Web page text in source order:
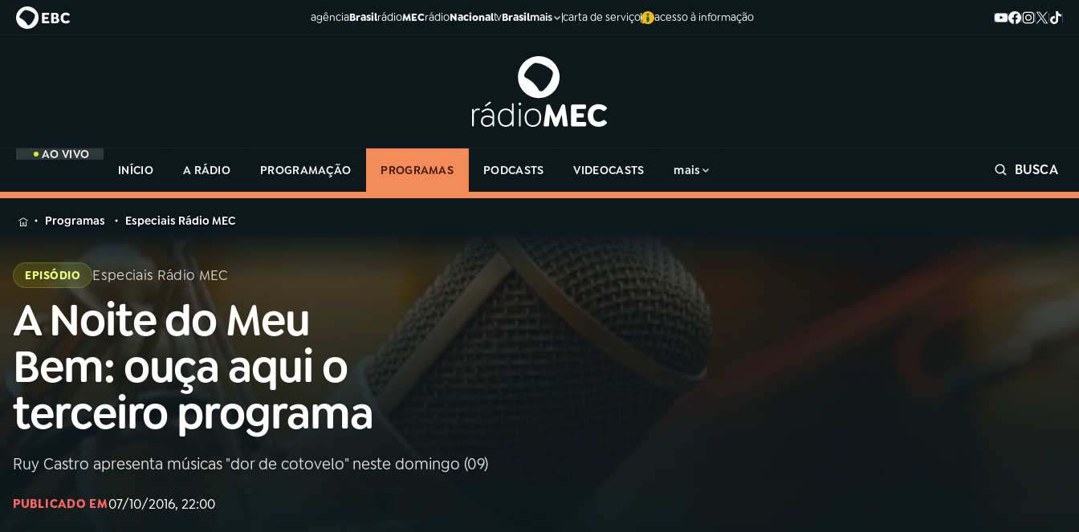
agênciaBrasilrádioMECrádioNacionaltvBrasilmais carta de serviço acesso à informação
AO VIVO
INÍCIO
A RÁDIO PROGRAMAÇÃO PROGRAMAS PODCASTS VIDEOCASTS mais BUSCA
MENU
Buscar
na
Rádio
MEC
01INÍCIO
02 A RÁDIO
03PROGRAMAÇÃO
na
Rádio
Programas Especiais Rádio MEC
EPISÓDIO Especiais Rádio MEC
A Noite do Meu
Bem: ouça aqui o
terceiro programa
Ruy Castro apresenta músicas "dor de cotovelo" neste domingo (09)
PUBLICADO EM07/10/2016, 22:00